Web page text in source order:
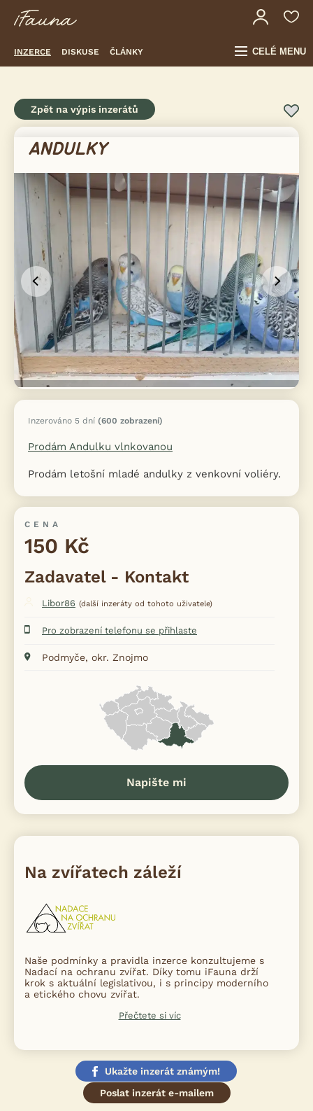
INZERCE DISKUSE ČLÁNKY CELÉ MENU
Zpět na výpis inzerátů
Inzerováno 5 dní (600 zobrazení)
Prodám Andulku vlnkovanou
Prodám letošní mladé andulky z venkovní voliéry.
CENA
150 Kč
Zadavatel - Kontakt
Libor86 (další inzeráty od tohoto uživatele)
Pro zobrazení telefonu se přihlaste
Podmyče, okr. Znojmo
Napište mi
Na zvířatech záleží
Naše podmínky a pravidla inzerce konzultujeme s
Nadací na ochranu zvířat. Díky tomu iFauna drží
krok s aktuální legislativou, i s principy moderního
a etického chovu zvířat.
Přečtete si víc
Ukažte inzerát známým!
Poslat inzerát e-mailem
ANDULKY